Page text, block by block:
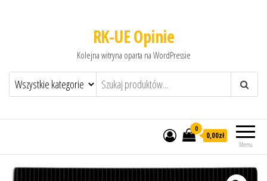
RK-UE Opinie
Kolejna witryna oparta na WordPressie
Menu
0
0,00zł